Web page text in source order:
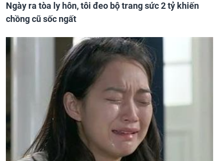
Ngày ra tòa ly hôn, tôi đeo bộ trang sức 2 tỷ khiến
chồng cũ sốc ngất